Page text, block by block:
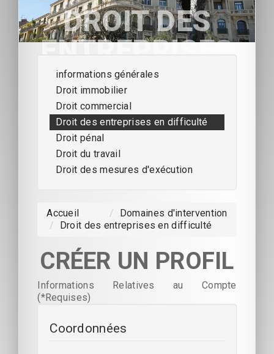
Accueil
Le Cabinet
Tarification
Coordonnées & Contact
DROIT DES
ENTREPRISES
EN DIFFICULTÉ
informations générales
Droit immobilier
Droit commercial
Droit des entreprises en difficulté
Droit pénal
Droit du travail
Droit des mesures d'exécution
Accueil /
Domaines d'intervention
/
Droit des entreprises en difficulté
CRÉER UN PROFIL
Informations Relatives au Compte
(*Requises)
Coordonnées